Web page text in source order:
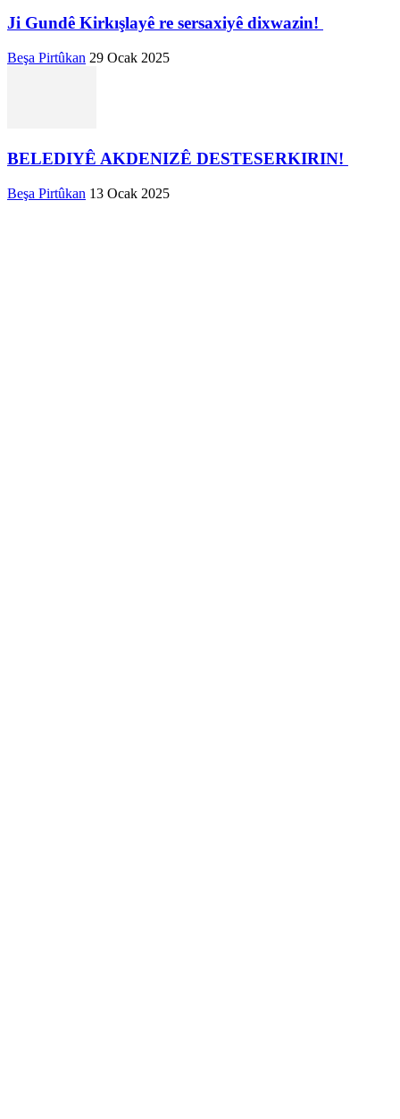
Ji Gundê Kirkışlayê re sersaxiyê dixwazin!
Beşa Pirtûkan 29 Ocak 2025
BELEDIYÊ AKDENIZÊ DESTESERKIRIN!
Beşa Pirtûkan 13 Ocak 2025